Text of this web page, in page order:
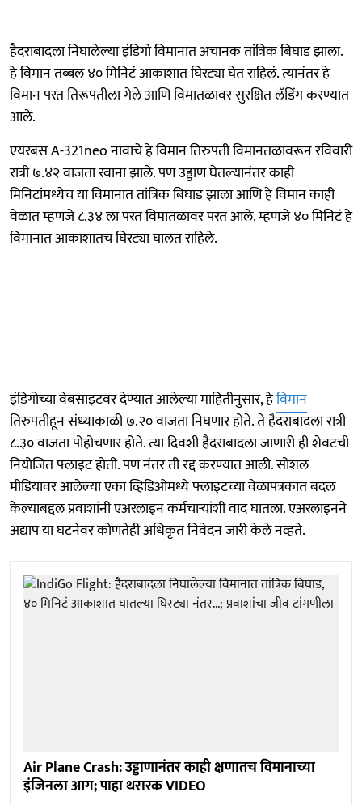
हैदराबादला निघालेल्या इंडिगो विमानात अचानक तांत्रिक बिघाड झाला.
हे विमान तब्बल ४० मिनिटं आकाशात घिरट्या घेत राहिलं. त्यानंतर हे
विमान परत तिरूपतीला गेले आणि विमातळावर सुरक्षित लँडिंग करण्यात
आले.
एयरबस A-321neo नावाचे हे विमान तिरुपती विमानतळावरून रविवारी
रात्री ७.४२ वाजता रवाना झाले. पण उड्डाण घेतल्यानंतर काही
मिनिटांमध्येच या विमानात तांत्रिक बिघाड झाला आणि हे विमान काही
वेळात म्हणजे ८.३४ ला परत विमातळावर परत आले. म्हणजे ४० मिनिटं हे
विमानात आकाशातच घिरट्या घालत राहिले.
इंडिगोच्या वेबसाइटवर देण्यात आलेल्या माहितीनुसार, हेविमान
तिरुपतीहून संध्याकाळी ७.२० वाजता निघणार होते. ते हैदराबादला रात्री
८.३० वाजता पोहोचणार होते. त्या दिवशी हैदराबादला जाणारी ही शेवटची
नियोजित फ्लाइट होती. पण नंतर ती रद्द करण्यात आली. सोशल
मीडियावर आलेल्या एका व्हिडिओमध्ये फ्लाइटच्या वेळापत्रकात बदल
केल्याबद्दल प्रवाशांनी एअरलाइन कर्मचाऱ्यांशी वाद घातला. एअरलाइनने
अद्याप या घटनेवर कोणतेही अधिकृत निवेदन जारी केले नव्हते.
Air Plane Crash: उड्डाणानंतर काही क्षणातच विमानाच्या
इंजिनला आग; पाहा थरारक VIDEO